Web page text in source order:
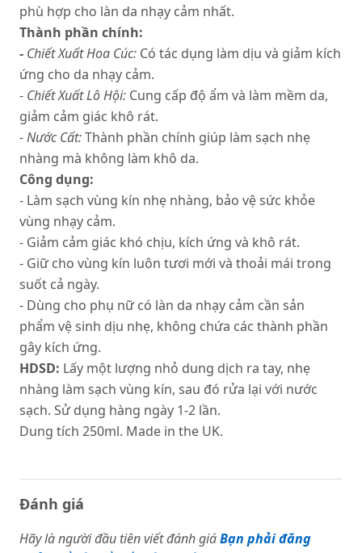
phù hợp cho làn da nhạy cảm nhất.
Thành phần chính:
- Chiết Xuất Hoa Cúc: Có tác dụng làm dịu và giảm kích
ứng cho da nhạy cảm.
- Chiết Xuất Lô Hội: Cung cấp độ ẩm và làm mềm da,
giảm cảm giác khô rát.
-Nước Cất:Thành phần chính giúp làm sạch nhẹ
nhàng mà không làm khô da.
Công dụng:
- Làm sạch vùng kín nhẹ nhàng, bảo vệ sức khỏe
vùng nhạy cảm.
- Giảm cảm giác khó chịu, kích ứng và khô rát.
- Giữ cho vùng kín luôn tươi mới và thoải mái trong
suốt cả ngày.
- Dùng cho phụ nữ có làn da nhạy cảm cần sản
phẩm vệ sinh dịu nhẹ, không chứa các thành phần
gây kích ứng.
HDSD: Lấy một lượng nhỏ dung dịch ra tay, nhẹ
nhàng làm sạch vùng kín, sau đó rửa lại với nước
sạch. Sử dụng hàng ngày 1-2 lần.
Dung tích 250ml. Made in the UK.
Đánh giá
Hãy là người đầu tiên viết đánh giáBạn phải đăng